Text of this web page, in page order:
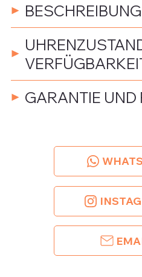
BESCHREIBUNG
GARANTIE UND